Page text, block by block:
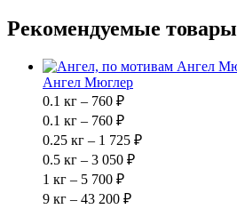
Рекомендуемые товары
Ангел Мюглер
0.1 кг – 760 ₽
0.1 кг – 760 ₽
0.25 кг – 1 725 ₽
0.5 кг – 3 050 ₽
1 кг – 5 700 ₽
9 кг – 43 200 ₽